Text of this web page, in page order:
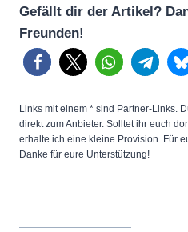
Gefällt dir der Artikel?
Freunden!
Links mit einem * sind Partner-Links.
direkt zum Anbieter. Solltet ihr euch
erhalte ich eine kleine Provision. Für
Danke für eure Unterstützung!